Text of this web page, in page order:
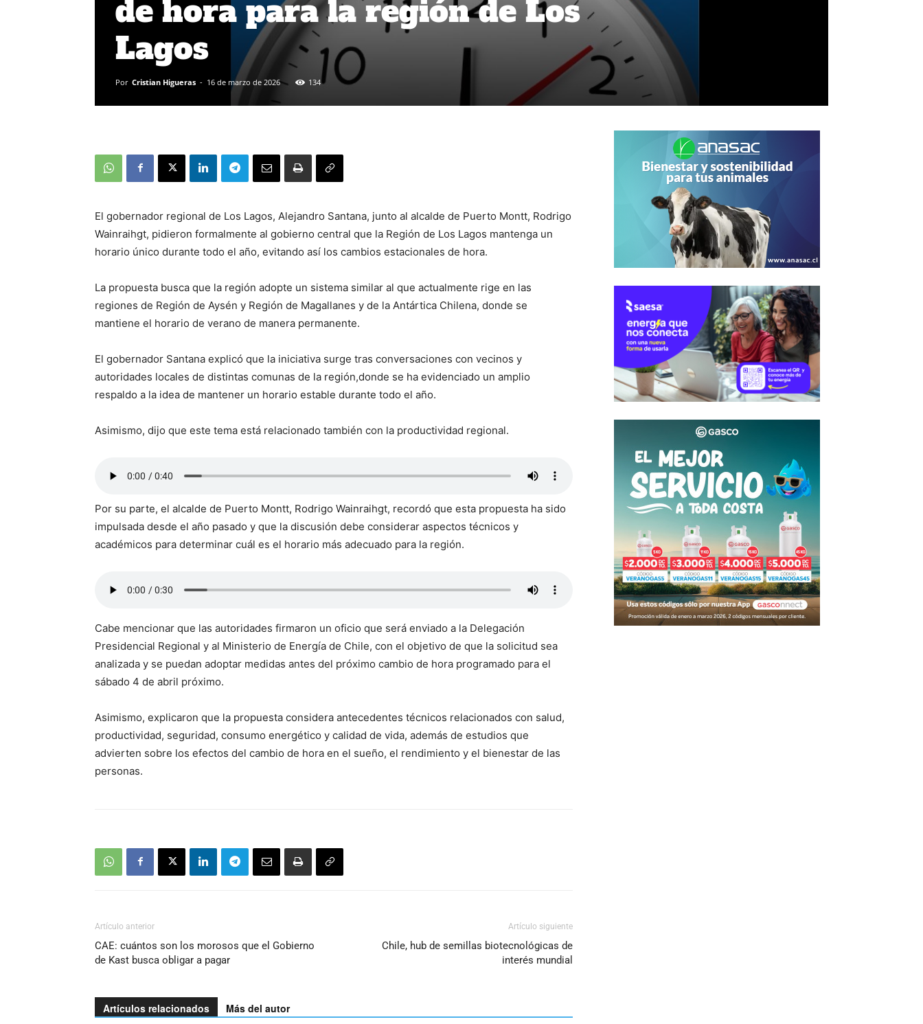
de hora para la región de Los
Lagos
Por Cristian Higueras - 16 de marzo de 2026 134
El gobernador regional de Los Lagos, Alejandro Santana, junto al alcalde de Puerto Montt, Rodrigo
Wainraihgt, pidieron formalmente al gobierno central que la Región de Los Lagos mantenga un
horario único durante todo el año, evitando así los cambios estacionales de hora.
La propuesta busca que la región adopte un sistema similar al que actualmente rige en las
regiones de Región de Aysén y Región de Magallanes y de la Antártica Chilena, donde se
mantiene el horario de verano de manera permanente.
El gobernador Santana explicó que la iniciativa surge tras conversaciones con vecinos y
autoridades locales de distintas comunas de la región,donde se ha evidenciado un amplio
respaldo a la idea de mantener un horario estable durante todo el año.
Asimismo, dijo que este tema está relacionado también con la productividad regional.
Por su parte, el alcalde de Puerto Montt, Rodrigo Wainraihgt, recordó que esta propuesta ha sido
impulsada desde el año pasado y que la discusión debe considerar aspectos técnicos y
académicos para determinar cuál es el horario más adecuado para la región.
Cabe mencionar que las autoridades firmaron un oficio que será enviado a la Delegación
Presidencial Regional y al Ministerio de Energía de Chile, con el objetivo de que la solicitud sea
analizada y se puedan adoptar medidas antes del próximo cambio de hora programado para el
sábado 4 de abril próximo.
Asimismo, explicaron que la propuesta considera antecedentes técnicos relacionados con salud,
productividad, seguridad, consumo energético y calidad de vida, además de estudios que
advierten sobre los efectos del cambio de hora en el sueño, el rendimiento y el bienestar de las
personas.
Artículo anterior
CAE: cuántos son los morosos que el Gobierno
de Kast busca obligar a pagar
Artículo siguiente
Chile, hub de semillas biotecnológicas de
interés mundial
Artículos relacionados Más del autor